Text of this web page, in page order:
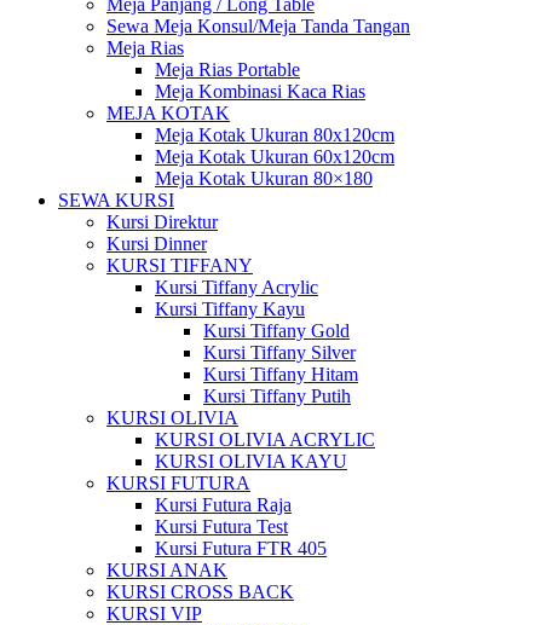
Meja Panjang / Long Table
Sewa Meja Konsul/Meja Tanda Tangan
Meja Rias
Meja Rias Portable
Meja Kombinasi Kaca Rias
MEJA KOTAK
Meja Kotak Ukuran 80x120cm
Meja Kotak Ukuran 60x120cm
Meja Kotak Ukuran 80×180
SEWA KURSI
Kursi Direktur
Kursi Dinner
KURSI TIFFANY
Kursi Tiffany Acrylic
Kursi Tiffany Kayu
Kursi Tiffany Gold
Kursi Tiffany Silver
Kursi Tiffany Hitam
Kursi Tiffany Putih
KURSI OLIVIA
KURSI OLIVIA ACRYLIC
KURSI OLIVIA KAYU
KURSI FUTURA
Kursi Futura Raja
Kursi Futura Test
Kursi Futura FTR 405
KURSI ANAK
KURSI CROSS BACK
KURSI VIP